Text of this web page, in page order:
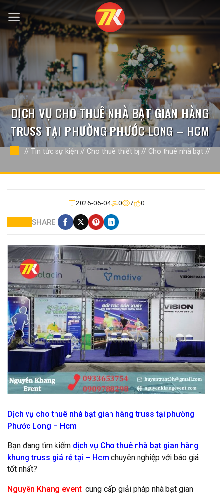
qua
nội
dung
DỊCH VỤ CHO THUÊ NHÀ BẠT GIAN HÀNG
TRUSS TẠI PHƯỜNG PHƯỚC LONG – HCM
// Tin tức sự kiện // Cho thuê thiết bị // Cho thuê nhà bạt //
2026-06-04 0 7 0
SHARE
Dịch vụ cho thuê nhà bạt gian hàng truss tại phường
Phước Long – Hcm
Bạn đang tìm kiếm dịch vụ Cho thuê nhà bạt gian hàng
khung truss giá rẻ tại – Hcm chuyên nghiệp với báo giá
tốt nhất?
Nguyên Khang event cung cấp giải pháp nhà bạt gian